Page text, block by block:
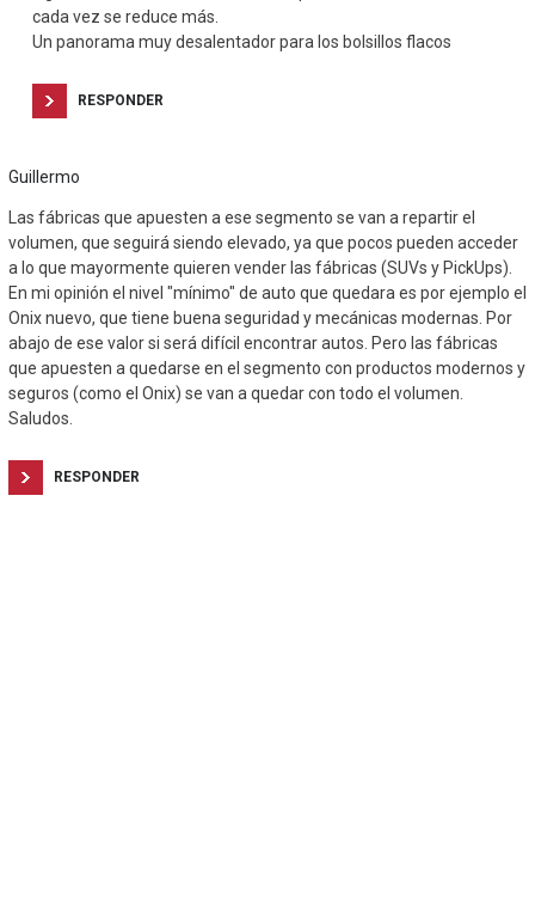
cada vez se reduce más.
Un panorama muy desalentador para los bolsillos flacos
RESPONDER
Guillermo
Las fábricas que apuesten a ese segmento se van a repartir el
volumen, que seguirá siendo elevado, ya que pocos pueden acceder
a lo que mayormente quieren vender las fábricas (SUVs y PickUps).
En mi opinión el nivel "mínimo" de auto que quedara es por ejemplo el
Onix nuevo, que tiene buena seguridad y mecánicas modernas. Por
abajo de ese valor si será difícil encontrar autos. Pero las fábricas
que apuesten a quedarse en el segmento con productos modernos y
seguros (como el Onix) se van a quedar con todo el volumen.
Saludos.
RESPONDER